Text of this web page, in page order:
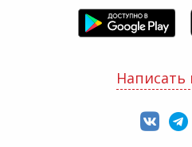
Написать